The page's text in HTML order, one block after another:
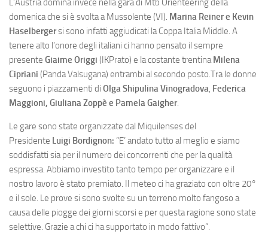
L’Austria domina invece nella gara di Mtb Orienteering della
domenica che si è svolta a Mussolente (VI). Marina Reiner e Kevin
Haselbergersi sono infatti aggiudicati la Coppa Italia Middle. A
tenere alto l’onore degli italiani ci hanno pensato il sempre
presente Giaime Origgi (IKPrato) e la costante trentinaMilena
Cipriani (Panda Valsugana) entrambi al secondo posto.Tra le donne
seguono i piazzamenti di Olga Shipulina Vinogradova, Federica
Maggioni, Giuliana Zoppè e Pamela Gaigher.
Le gare sono state organizzate dal Miquilenses del
Presidente Luigi Bordignon: “E’ andato tutto al meglio e siamo
soddisfatti sia per il numero dei concorrenti che per la qualità
espressa. Abbiamo investito tanto tempo per organizzare e il
nostro lavoro è stato premiato. Il meteo ci ha graziato con oltre 20°
e il sole. Le prove si sono svolte su un terreno molto fangoso a
causa delle piogge dei giorni scorsi e per questa ragione sono state
selettive. Grazie a chi ci ha supportato in modo fattivo”.